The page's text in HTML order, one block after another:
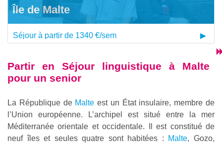
Île de Malte
Séjour à partir de 1340 €/sem
Partir enSéjour linguistique à Malte
pour un senior
La République de Malte est un État insulaire, membre de
l’Union européenne. L’archipel est situé entre la mer
Méditerranée orientale et occidentale. Il est constitué de
neuf îles et seules quatre sont habitées : Malte, Gozo,